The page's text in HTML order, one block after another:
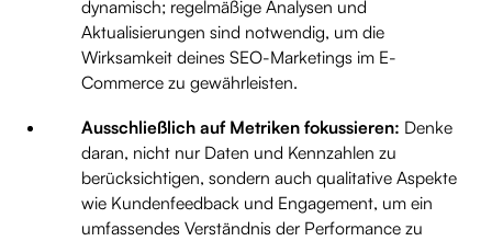
dynamisch; regelmäßige Analysen und
Aktualisierungen sind notwendig, um die
Wirksamkeit deines SEO-Marketings im E-
Commerce zu gewährleisten.
Ausschließlich auf Metriken fokussieren: Denke
daran, nicht nur Daten und Kennzahlen zu
berücksichtigen, sondern auch qualitative Aspekte
wie Kundenfeedback und Engagement, um ein
umfassendes Verständnis der Performance zu